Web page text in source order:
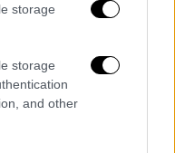
storage
storage
and other
τη ζωή ο
στομάχια η
σε Ατζούν